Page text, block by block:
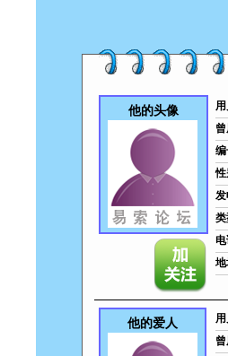
他的头像
性
他的爱人